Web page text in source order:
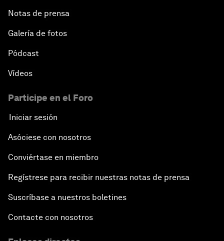
Notas de prensa
Galería de fotos
Pódcast
Vídeos
Participe en el Foro
Iniciar sesión
Asóciese con nosotros
Conviértase en miembro
Regístrese para recibir nuestras notas de prensa
Suscríbase a nuestros boletines
Contacte con nosotros